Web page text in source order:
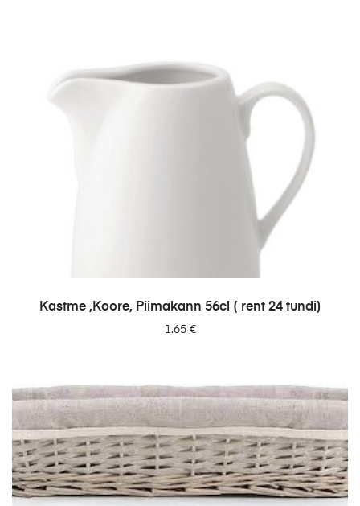
LISA PÄRINGUSSE
Kastme ,Koore, Piimakann 56cl ( rent 24 tundi)
1.65 €